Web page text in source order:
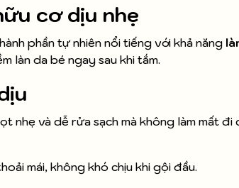
cơ dịu nhẹ
phần tự nhiên nổi tiếng với khả năng
làn da bé ngay sau khi tắm.
nhẹ và dễ rửa sạch mà không làm mất đi
mái, không khó chịu khi gội đầu.